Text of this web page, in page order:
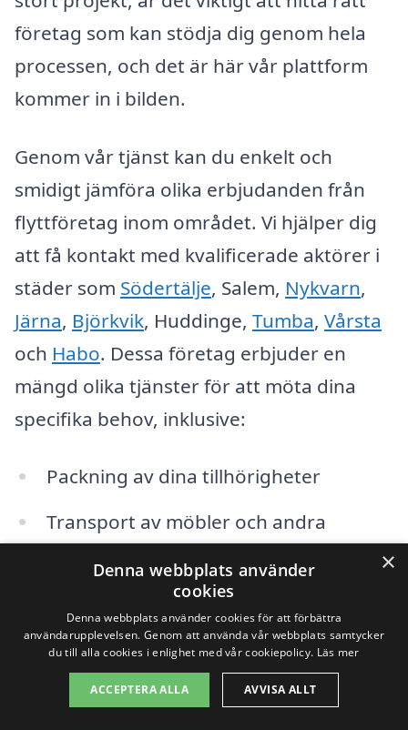
företag som kan stödja dig genom hela
processen, och det är här vår plattform
kommer in i bilden.
Genom vår tjänst kan du enkelt och
smidigt jämföra olika erbjudanden från
flyttföretag inom området. Vi hjälper dig
att få kontakt med kvalificerade aktörer i
städer som Södertälje, Salem, Nykvarn,
Järna, Björkvik, Huddinge, Tumba, Vårsta
och Habo. Dessa företag erbjuder en
mängd olika tjänster för att möta dina
specifika behov, inklusive:
Packning av dina tillhörigheter
Transport av möbler och andra
Montering och demontering av
möbler
Förvaring av möbler och kartonger
×
Denna webbplats använder
cookies
Denna webbplats använder cookies för att förbättra
användarupplevelsen. Genom att använda vår webbplats samtycker
du till alla cookies i enlighet med vår cookiepolicy. Läs mer
ACCEPTERA ALLA AVVISA ALLT